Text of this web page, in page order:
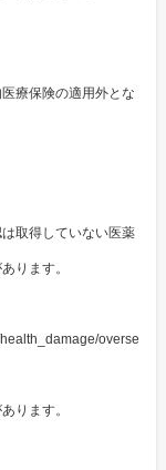
療保険の適用外とな
取得していない医薬
ります。
overse
ります。